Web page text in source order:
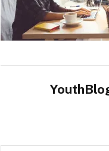
E-postanızı yazın…